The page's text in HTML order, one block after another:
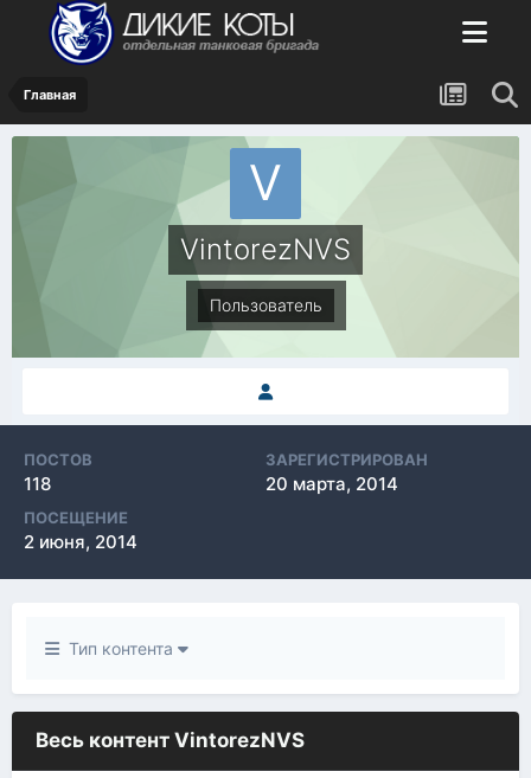
Главная
VintorezNVS
Пользователь
ПОСТОВ
118
ЗАРЕГИСТРИРОВАН
20 марта, 2014
ПОСЕЩЕНИЕ
2 июня, 2014
Тип контента
Весь контент VintorezNVS